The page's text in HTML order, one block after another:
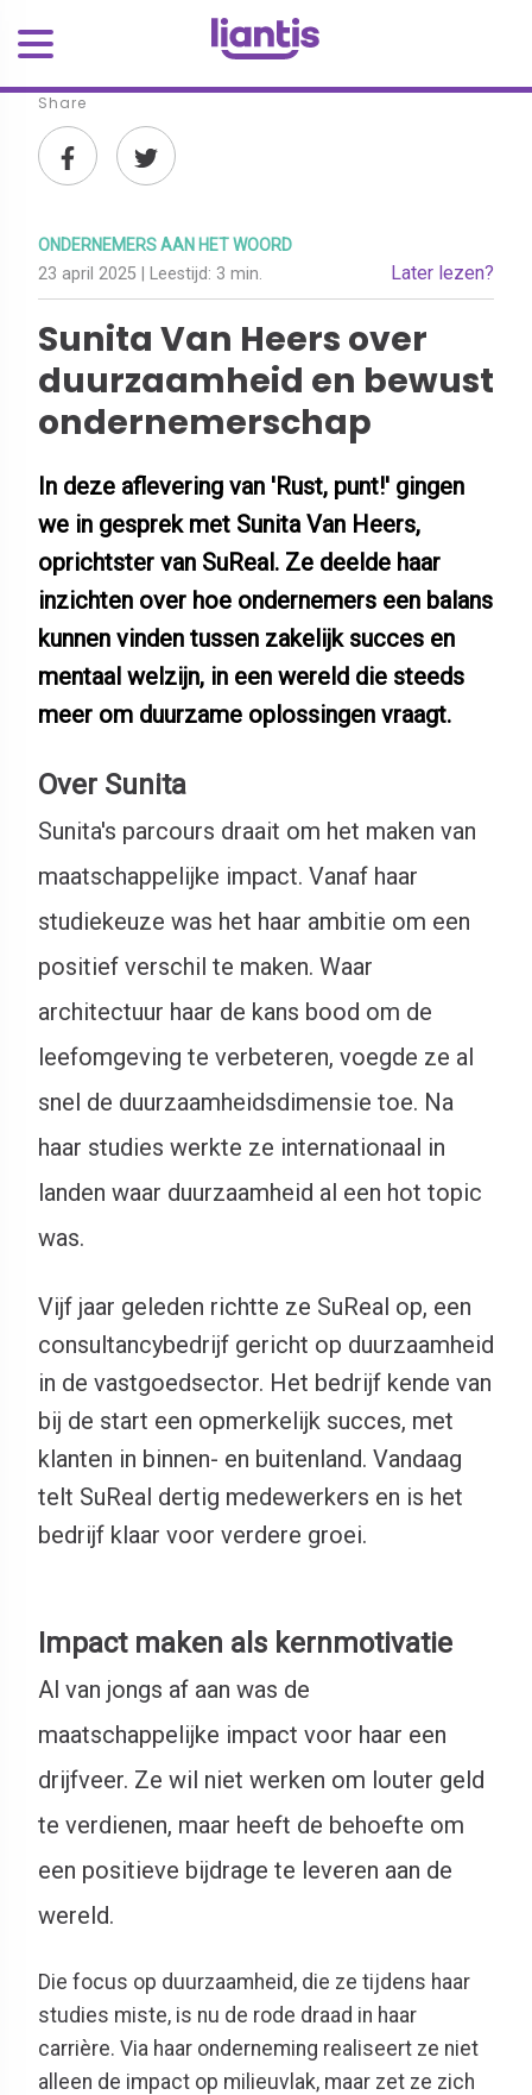
Share
ONDERNEMERS AAN HET WOORD
23 april 2025 | Leestijd: 3 min. Later lezen?
Sunita Van Heers over
duurzaamheid en bewust
ondernemerschap
In deze aflevering van 'Rust, punt!' gingen
we in gesprek met Sunita Van Heers,
oprichtster van SuReal. Ze deelde haar
inzichten over hoe ondernemers een balans
kunnen vinden tussen zakelijk succes en
mentaal welzijn, in een wereld die steeds
meer om duurzame oplossingen vraagt.
Over Sunita
Sunita's parcours draait om het maken van
maatschappelijke impact. Vanaf haar
studiekeuze was het haar ambitie om een
positief verschil te maken. Waar
architectuur haar de kans bood om de
leefomgeving te verbeteren, voegde ze al
snel de duurzaamheidsdimensie toe. Na
haar studies werkte ze internationaal in
landen waar duurzaamheid al een hot topic
was.
Vijf jaar geleden richtte ze SuReal op, een
consultancybedrijf gericht op duurzaamheid
in de vastgoedsector. Het bedrijf kende van
bij de start een opmerkelijk succes, met
klanten in binnen- en buitenland. Vandaag
telt SuReal dertig medewerkers en is het
bedrijf klaar voor verdere groei.
Impact maken als kernmotivatie
Al van jongs af aan was de
maatschappelijke impact voor haar een
drijfveer. Ze wil niet werken om louter geld
te verdienen, maar heeft de behoefte om
een positieve bijdrage te leveren aan de
wereld.
Die focus op duurzaamheid, die ze tijdens haar
studies miste, is nu de rode draad in haar
carrière. Via haar onderneming realiseert ze niet
alleen de impact op milieuvlak, maar zet ze zich